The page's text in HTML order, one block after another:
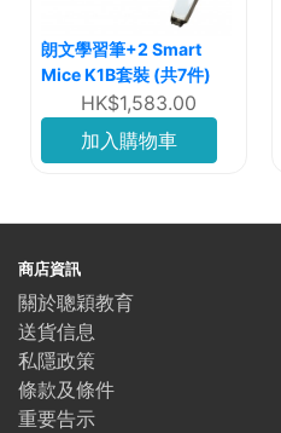
朗文學習筆+2 Smart
Mice K1B套裝 (共7件)
HK$1,583.00
加入購物車
商店資訊
關於聰穎教育
送貨信息
私隱政策
條款及條件
重要告示